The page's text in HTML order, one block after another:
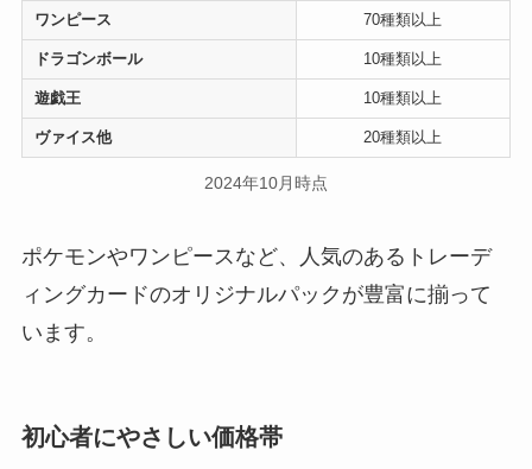
ワンピース 70種類以上
ドラゴンボール 10種類以上
遊戯王 10種類以上
ヴァイス他 20種類以上
2024年10月時点
ポケモンやワンピースなど、人気のあるトレーデ
ィングカードのオリジナルパックが豊富に揃って
います。
初心者にやさしい価格帯